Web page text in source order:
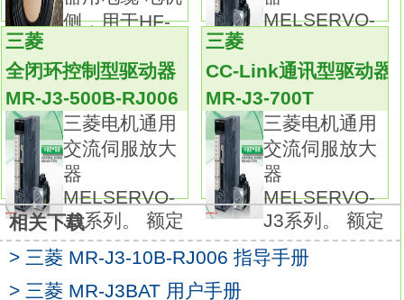
速度响应频率高达2.1kHz。三菱通用型AC伺服
放大器MELSERVO-J2-Super系列。
额定输出：7.0kw。
通用接口。
电压: 3相AC200VAC或者单相AC230V。
超强功能，卓越表现。
超强功能，卓越表现。
高性能的CPU集成，大大提高产品响应性。
由于应用了高性能的CPU，使响应性得以极大
的提高。
速度环路频率响应提高到了550HZ以上。
MR-J2-Super系列是高速定位应用的最佳装
侧，用于HF-
MELSERVO-
三菱
全闭环控制型驱动器
MR-J3-500B-RJ006
三菱电机通用
交流伺服放大
器
MELSERVO-
J3系列。 额定
三菱
CC-Link通讯型驱动器
MR-J3-700T
三菱电机通用
交流伺服放大
器
MELSERVO-
J3系列。 额定
相关下载
> 三菱 MR-J3-10B-RJ006 指导手册
> 三菱 MR-J3BAT 用户手册